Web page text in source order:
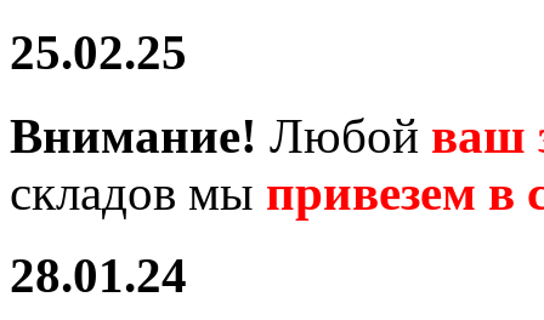
25.02.25
Внимание! Любой ваш
складов мы привезем в
28.01.24